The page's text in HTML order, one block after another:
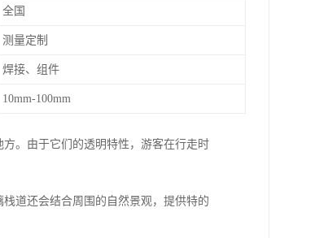
全国
测量定制
焊接、组件
10mm-100mm
。由于它们的透明特性，游客在行走时
道还会结合周围的自然景观，提供特的